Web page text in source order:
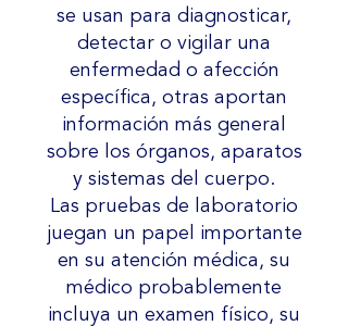
se usan para diagnosticar,
detectar o vigilar una
enfermedad o afección
específica, otras aportan
información más general
sobre los órganos, aparatos
y sistemas del cuerpo.
Las pruebas de laboratorio
juegan un papel importante
en su atención médica, su
médico probablemente
incluya un examen físico, su